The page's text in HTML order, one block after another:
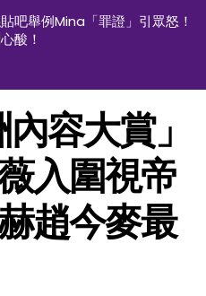
吧舉例Mina「罪證」引眾怒！
酸！
容大賞」
入圍視帝
趙今麥最